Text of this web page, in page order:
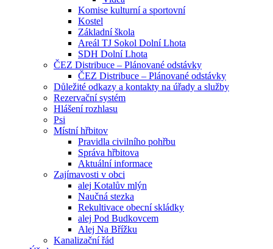
Komise kulturní a sportovní
Kostel
Základní škola
Areál TJ Sokol Dolní Lhota
SDH Dolní Lhota
ČEZ Distribuce – Plánované odstávky
ČEZ Distribuce – Plánované odstávky
Důležité odkazy a kontakty na úřady a služby
Rezervační systém
Hlášení rozhlasu
Psi
Místní hřbitov
Pravidla civilního pohřbu
Správa hřbitova
Aktuální informace
Zajímavosti v obci
alej Kotalův mlýn
Naučná stezka
Rekultivace obecní skládky
alej Pod Budkovcem
Alej Na Břížku
Kanalizační řád